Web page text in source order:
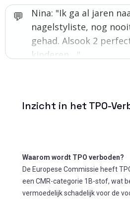
Nina: "Ik ga al jaren
nagelstyliste, nog
gehad. Alsook 2
kinderen...."
Inzicht in het TPO-
Waarom wordt TPO verboden?
De Europese Commissie heeft
een CMR-categorie 1B-stof, wat
vermoedelijk schadelijk voor de